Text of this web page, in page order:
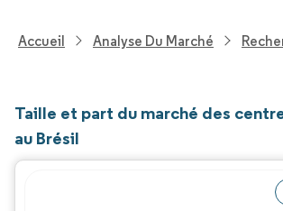
Accueil Analyse Du Marché
Taille et part du marché des
au Brésil